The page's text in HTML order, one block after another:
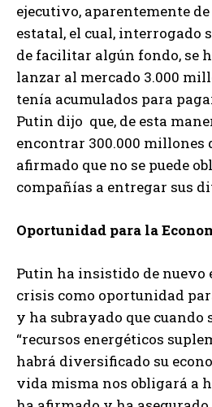
ejecutivo, aparentemente
estatal, el cual, interrogado
de facilitar algún fondo, se
lanzar al mercado 3.000
tenía acumulados para
Putin dijo que, de esta
encontrar 300.000 millones
afirmado que no se puede
compañías a entregar sus
Oportunidad para la
Putin ha insistido de nuevo
crisis como oportunidad
y ha subrayado que cuando
“recursos energéticos
habrá diversificado su
vida misma nos obligará a